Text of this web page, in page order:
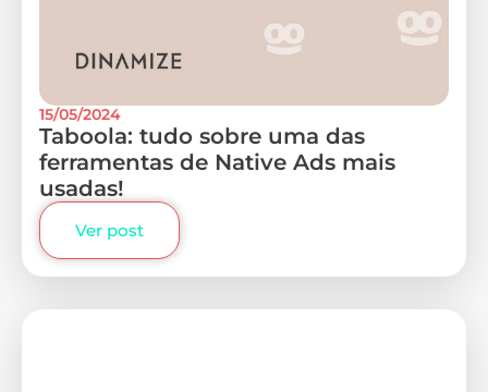
15/05/2024
Taboola: tudo sobre uma das
ferramentas de Native Ads mais
usadas!
Ver post